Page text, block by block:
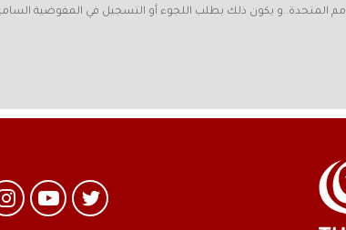
طرق الحصول على اللجوء الى كندا أو غيرها من الدول..و من أهم هذه الطرق ما يلي: ١. عن طريق الأمم المتحدة..و يكون ذلك بطلب
تويتر